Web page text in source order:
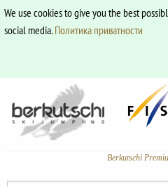
We use cookies to give you the best
social media.Политика приватности
Berkutschi